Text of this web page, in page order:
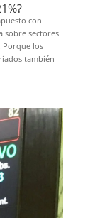
con
sobre sectores
Porque los
también